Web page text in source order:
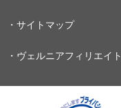
・サイトマップ
・ヴェルニアフィリエイト